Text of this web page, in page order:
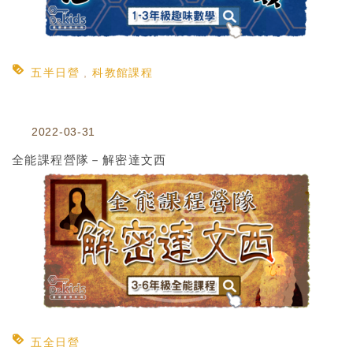
五半日營 科教館課程
2022-03-31
全能課程營隊－解密達文西
五全日營